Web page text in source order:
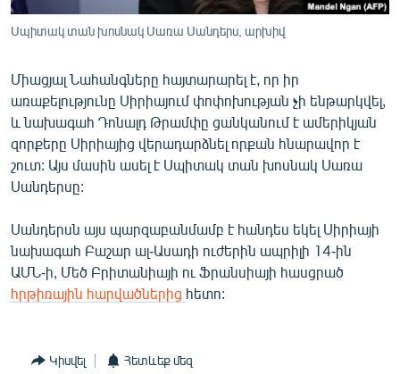
ՏԵՍԱՆՅՈՒԹԵՐ
ԲԱՆԱՎԵՃ
ՁԳՏԵԼՈՎ ԼԱՎԱԳՈՒՅՆԻՆ
ՓՈԴՔԱՍԹ
Հայերեն
English
Русский
Սպիտակ տան խոսնակ Սառա Սանդերս, արխիվ
Միացյալ Նահանգները հայտարարել է, որ իր
առաքելությունը Սիրիայում փոփոխության չի ենթարկվել,
և նախագահ Դոնալդ Թրամփը ցանկանում է ամերիկյան
զորքերը Սիրիայից վերադարձնել որքան հնարավոր է
շուտ: Այս մասին ասել է Սպիտակ տան խոսնակ Սառա
Սանդերսը:
Սանդերսն այս պարզաբանմամբ է հանդես եկել Սիրիայի
նախագահ Բաշար ալ-Ասադի ուժերին ապրիլի 14-ին
ԱՄՆ-ի, Մեծ Բրիտանիայի ու Ֆրանսիայի հասցրած
հրթիռային հարվածներից հետո:
Կիսվել Հետևեք մեզ